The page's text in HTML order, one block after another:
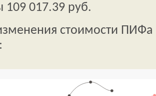
109 017.39 руб.
стоимости ПИФа